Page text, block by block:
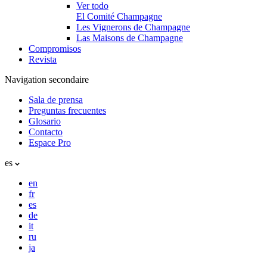
Ver todo
El Comité Champagne
Les Vignerons de Champagne
Las Maisons de Champagne
Compromisos
Revista
Navigation secondaire
Sala de prensa
Preguntas frecuentes
Glosario
Contacto
Espace Pro
es
en
fr
es
de
it
ru
ja